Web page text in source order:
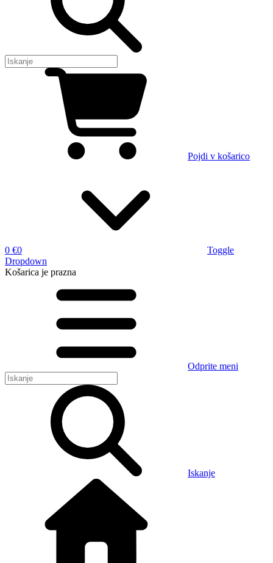
Pojdi v košarico
0 €0
Toggle
Dropdown
Košarica je prazna
Odprite meni
Iskanje